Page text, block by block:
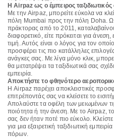
Η Airpaz ως ο έμπειρος
Με την Airpaz, μπορείτε εύκολα να
πόλη Mumbai προς την πόλη Doha. Ως
πράκτορας από το 2011,
διαφορετικό, είτε πρόκειται για άνεση,
τιμή. Αυτός είναι ο λόγος για τον
προσφέρει τις πιο κατάλληλες
ανάγκες σας. Με λίγα μόνο κλικ,
θα μετατρέψει τα ταξιδιωτικά σας
εμπειρία.
Αποκτήστε το φθηνότερο
Η Airpaz παρέχει αποκλειστικές
επιτρέποντάς σας να κλείσετε το
Απολαύστε τα οφέλη των μειωμένων
ποιότητα ή την άνεση. Με το Airpaz,
σας δεν ήταν ποτέ πιο εύκολο.
για μια εξαιρετική ταξιδιωτική
πόρων.